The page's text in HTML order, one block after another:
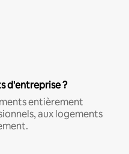
d'entreprise ?
entièrement
aux logements